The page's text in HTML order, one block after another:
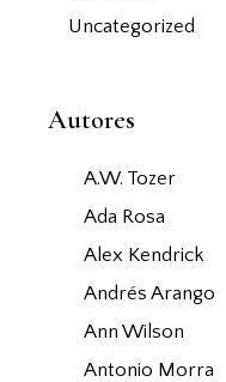
Uncategorized
Autores
A.W. Tozer
Ada Rosa
Alex Kendrick
Andrés Arango
Ann Wilson
Antonio Morra